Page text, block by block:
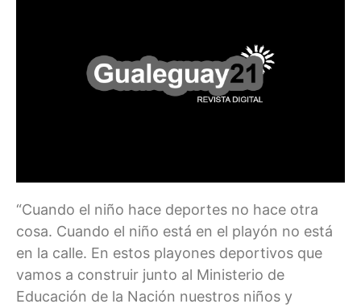
“Cuando el niño hace deportes no hace otra
cosa. Cuando el niño está en el playón no está
en la calle. En estos playones deportivos que
vamos a construir junto al Ministerio de
Educación de la Nación nuestros niños y